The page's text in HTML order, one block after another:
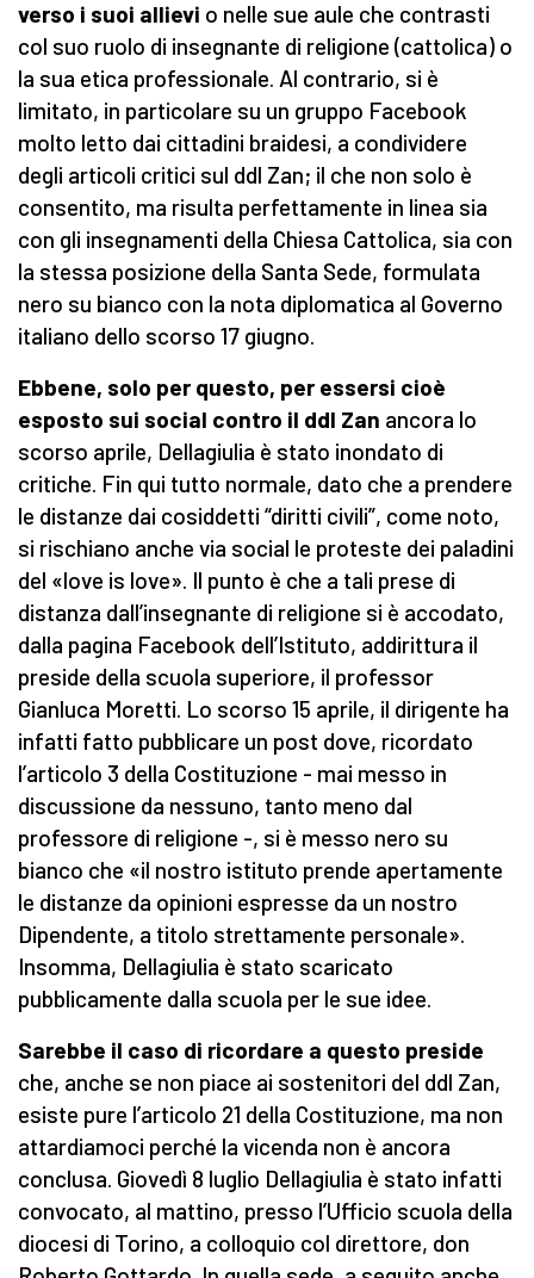
verso i suoi allievi o nelle sue aule che contrasti
col suo ruolo di insegnante di religione (cattolica) o
la sua etica professionale. Al contrario, si è
limitato, in particolare su un gruppo Facebook
molto letto dai cittadini braidesi, a condividere
degli articoli critici sul ddl Zan; il che non solo è
consentito, ma risulta perfettamente in linea sia
con gli insegnamenti della Chiesa Cattolica, sia con
la stessa posizione della Santa Sede, formulata
nero su bianco con la nota diplomatica al Governo
italiano dello scorso 17 giugno.
Ebbene, solo per questo, per essersi cioè
esposto sui social contro il ddl Zan ancora lo
scorso aprile, Dellagiulia è stato inondato di
critiche. Fin qui tutto normale, dato che a prendere
le distanze dai cosiddetti “diritti civili”, come noto,
si rischiano anche via social le proteste dei paladini
del «love is love». Il punto è che a tali prese di
distanza dall’insegnante di religione si è accodato,
dalla pagina Facebook dell’Istituto, addirittura il
preside della scuola superiore, il professor
Gianluca Moretti. Lo scorso 15 aprile, il dirigente ha
infatti fatto pubblicare un post dove, ricordato
l’articolo 3 della Costituzione - mai messo in
discussione da nessuno, tanto meno dal
professore di religione -, si è messo nero su
bianco che «il nostro istituto prende apertamente
le distanze da opinioni espresse da un nostro
Dipendente, a titolo strettamente personale».
Insomma, Dellagiulia è stato scaricato
pubblicamente dalla scuola per le sue idee.
Sarebbe il caso di ricordare a questo preside
che, anche se non piace ai sostenitori del ddl Zan,
esiste pure l’articolo 21 della Costituzione, ma non
attardiamoci perché la vicenda non è ancora
conclusa. Giovedì 8 luglio Dellagiulia è stato infatti
convocato, al mattino, presso l’Ufficio scuola della
diocesi di Torino, a colloquio col direttore, don